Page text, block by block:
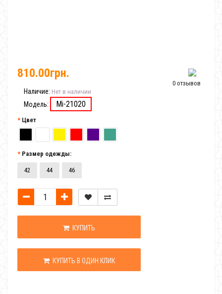
0 отзывов
810.00грн.
Наличие: Нет в наличии
Модель: Mi-21020
Цвет
Размер одежды:
42 44 46
КУПИТЬ
КУПИТЬ В ОДИН КЛИК